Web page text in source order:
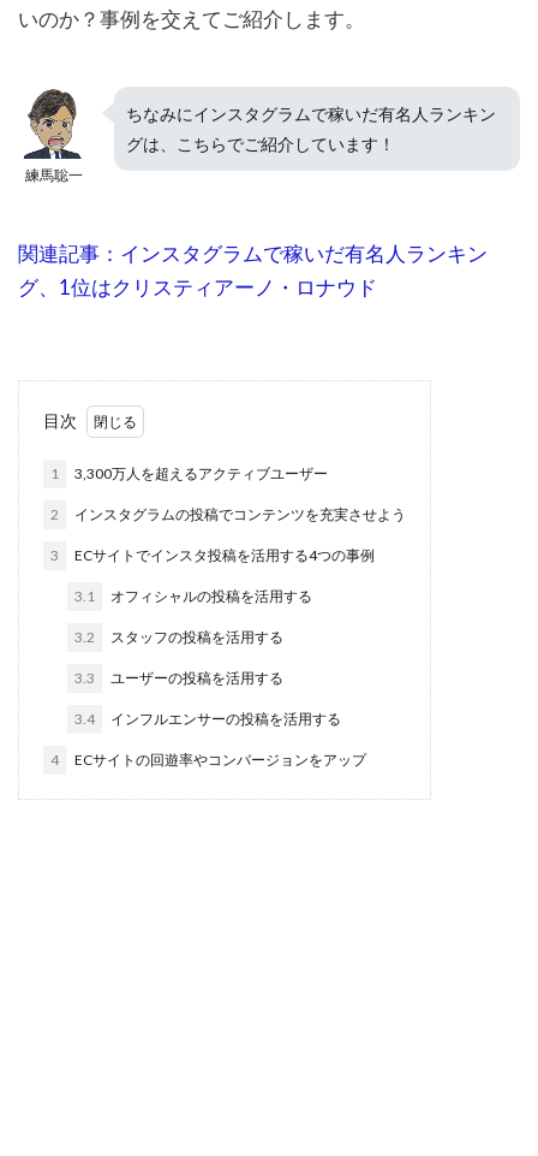
いのか？事例を交えてご紹介します。
練馬聡一
ちなみにインスタグラムで稼いだ有名人ランキン
グは、こちらでご紹介しています！
関連記事：インスタグラムで稼いだ有名人ランキン
グ、1位はクリスティアーノ・ロナウド
目次
1 3,300万人を超えるアクティブユーザー
2 インスタグラムの投稿でコンテンツを充実させよう
3 ECサイトでインスタ投稿を活用する4つの事例
3.1 オフィシャルの投稿を活用する
3.2 スタッフの投稿を活用する
3.3 ユーザーの投稿を活用する
3.4 インフルエンサーの投稿を活用する
4 ECサイトの回遊率やコンバージョンをアップ